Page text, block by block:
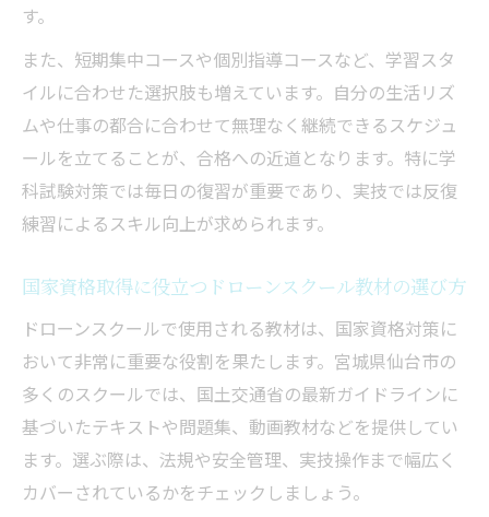
す。
また、短期集中コースや個別指導コースなど、学習スタ
イルに合わせた選択肢も増えています。自分の生活リズ
ムや仕事の都合に合わせて無理なく継続できるスケジュ
ールを立てることが、合格への近道となります。特に学
科試験対策では毎日の復習が重要であり、実技では反復
練習によるスキル向上が求められます。
国家資格取得に役立つドローンスクール教材の選び方
ドローンスクールで使用される教材は、国家資格対策に
おいて非常に重要な役割を果たします。宮城県仙台市の
多くのスクールでは、国土交通省の最新ガイドラインに
基づいたテキストや問題集、動画教材などを提供してい
ます。選ぶ際は、法規や安全管理、実技操作まで幅広く
カバーされているかをチェックしましょう。